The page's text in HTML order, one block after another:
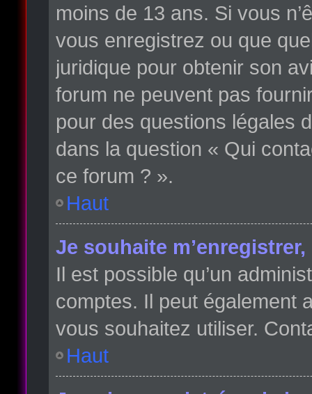
moins de 13 ans. Si vous
vous enregistrez ou que
juridique pour obtenir son
forum ne peuvent pas
pour des questions légales
dans la question « Qui
ce forum ? ».
Haut
Je souhaite
Il est possible qu’un
comptes. Il peut également
vous souhaitez utiliser.
Haut